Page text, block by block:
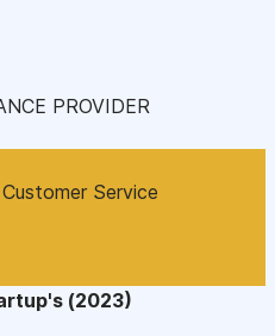
PROVIDER
Service
(2023)